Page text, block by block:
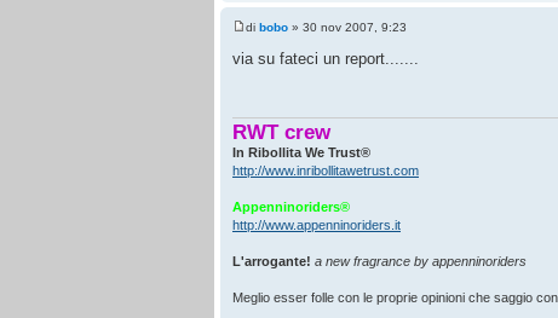
di bobo » 30 nov 2007, 9:23
via su fateci un report.......
RWT crew
In Ribollita We Trust®
http://www.inribollitawetrust.com
Appenninoriders®
http://www.appenninoriders.it
L'arrogante! a new fragrance by appenninoriders
Meglio esser folle con le proprie opinioni che saggio con